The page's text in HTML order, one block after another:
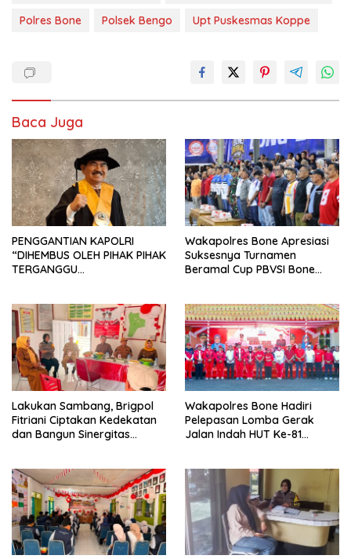
Polres Bone
Polsek Bengo Upt Puskesmas Koppe
Baca Juga
PENGGANTIAN KAPOLRI
“DIHEMBUS OLEH PIHAK PIHAK
TERGANGGU
Wakapolres Bone Apresiasi
Suksesnya Turnamen
Beramal Cup PBVSI Bone
Lakukan Sambang, Brigpol
Fitriani Ciptakan Kedekatan
dan Bangun Sinergitas
Wakapolres Bone Hadiri
Pelepasan Lomba Gerak
Jalan Indah HUT Ke-81